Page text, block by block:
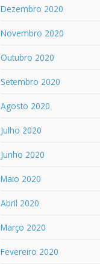
Dezembro 2020
Novembro 2020
Outubro 2020
Setembro 2020
Agosto 2020
Julho 2020
Junho 2020
Maio 2020
Abril 2020
Março 2020
Fevereiro 2020